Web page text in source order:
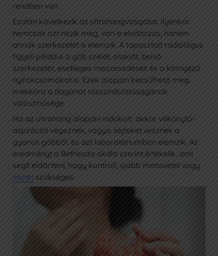
rendben van.
Ezután következik az ultrahangvizsgálat. Ilyenkor
nemcsak azt nézik meg, van-e elváltozás, hanem
annak szerkezetét is elemzik. A tapasztalt radiológus
figyeli például a göb szélét, alakját, belső
szerkezetét, esetleges meszesedéseit és a környező
nyirokcsomókat is. Ezek alapján becsülhető meg,
mekkora a daganat rosszindulatúságának
valószínűsége.
Ha az ultrahang alapján indokolt, akkor vékonytű-
aspirációt végeznek, vagyis sejteket vesznek a
gyanús göbből, és azt laboratóriumban elemzik. Az
eredményt a Bethesda-skála szerint értékelik, ami
segít eldönteni, hogy kontroll, újabb mintavétel vagy
műtét szükséges.